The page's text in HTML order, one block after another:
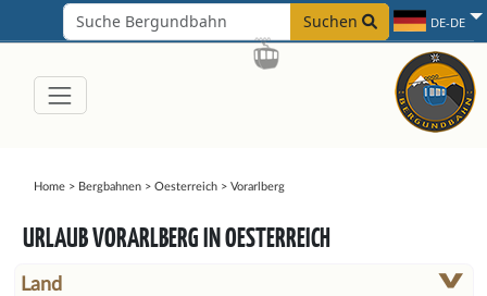
Suchen DE-DE
Home> Bergbahnen> Oesterreich> Vorarlberg
URLAUB VORARLBERG IN OESTERREICH
Land